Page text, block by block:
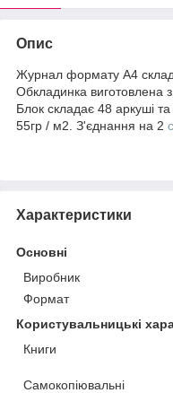
Опис
Журнал формату А4
Обкладинка виготовлена
Блок складає 48 аркуші
55гр / м2. З'єднання на 2
Характеристики
Основні
Виробник
Формат
Користувальницькі
Книги
Самокопіювальні